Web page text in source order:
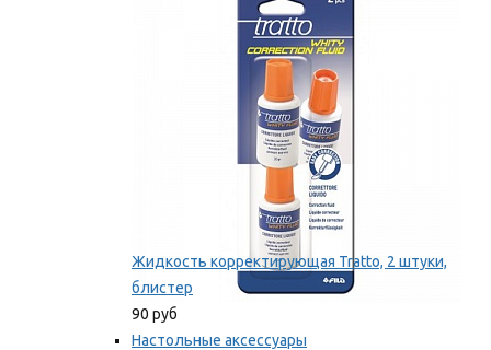
Мы рекомендуем
Жидкость корректирующая Tratto, 2 штуки,
блистер
90 руб
Настольные аксессуары